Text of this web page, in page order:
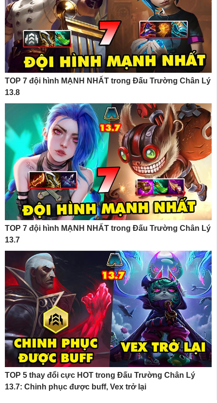
TOP 7 đội hình MẠNH NHẤT trong Đấu Trường Chân Lý
13.8
TOP 7 đội hình MẠNH NHẤT trong Đấu Trường Chân Lý
13.7
TOP 5 thay đổi cực HOT trong Đấu Trường Chân Lý
13.7: Chinh phục được buff, Vex trở lại